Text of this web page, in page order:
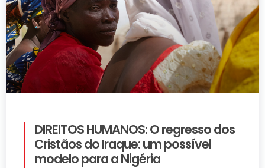
DIREITOS HUMANOS: O regresso dos
Cristãos do Iraque: um possível
modelo para a Nigéria